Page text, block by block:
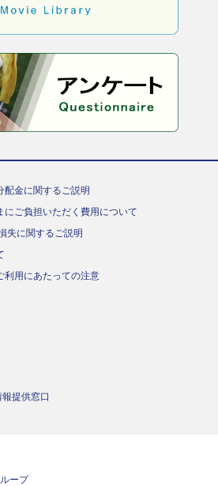
配金に関するご説明
にご負担いただく費用について
失に関するご説明
利用にあたっての注意
提供窓口
ープ